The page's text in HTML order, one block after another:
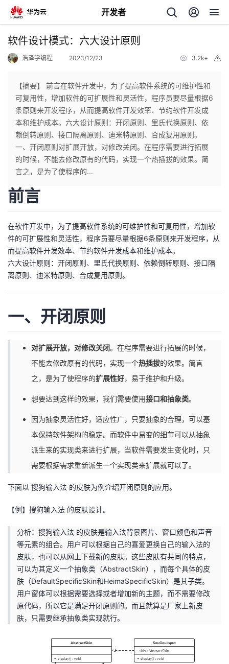
开发者
返
个
人
主
页
我
的
开
发
者
我
的
博
客
我
的
论
我
的
我
播
活
的
学
堂
我
的
我
Programs
的
持
我
的
技
我
的
软件设计模式：六大设计原则
浩泽学编程 2023/12/23 3.2k+
【摘要】 前言在软件开发中，为了提高软件系统的可维护性和
可复用性，增加软件的可扩展性和灵活性，程序员要尽量根据6
条原则来开发程序，从而提高软件开发效率、节约软件开发成
本和维护成本。六大设计原则：开闭原则、里氏代换原则、依
赖倒转原则、接口隔离原则、迪米特原则、合成复用原则。
一、开闭原则对扩展开放，对修改关闭。在程序需要进行拓展
的时候，不能去修改原有的代码，实现一个热插拔的效果。简
言之，是为了使程序的...
前言
在软件开发中，为了提高软件系统的可维护性和可复用性，增加软
件的可扩展性和灵活性，程序员要尽量根据6条原则来开发程序，从
而提高软件开发效率、节约软件开发成本和维护成本。
六大设计原则：开闭原则、里氏代换原则、依赖倒转原则、接口隔
离原则、迪米特原则、合成复用原则。
一、开闭原则
对扩展开放，对修改关闭。在程序需要进行拓展的时候，
不能去修改原有的代码，实现一个热插拔的效果。简言
之，是为了使程序的扩展性好，易于维护和升级。
想要达到这样的效果，我们需要使用接口和抽象类。
因为抽象灵活性好，适应性广，只要抽象的合理，可以基
本保持软件架构的稳定。而软件中易变的细节可以从抽象
派生来的实现类来进行扩展，当软件需要发生变化时，只
需要根据需求重新派生一个实现类来扩展就可以了。
下面以 搜狗输入法 的皮肤为例介绍开闭原则的应用。
【例】搜狗输入法 的皮肤设计。
分析：搜狗输入法 的皮肤是输入法背景图片、窗口颜色和声音
等元素的组合。用户可以根据自己的喜爱更换自己的输入法的
皮肤，也可以从网上下载新的皮肤。这些皮肤有共同的特点，
可以为其定义一个抽象类（AbstractSkin），而每个具体的皮
肤（DefaultSpecificSkin和HeimaSpecificSkin）是其子类。
用户窗体可以根据需要选择或者增加新的主题，而不需要修改
原代码，所以它是满足开闭原则的。而且就算是厂家上新皮
肤，只需要继承抽象类实现就行。